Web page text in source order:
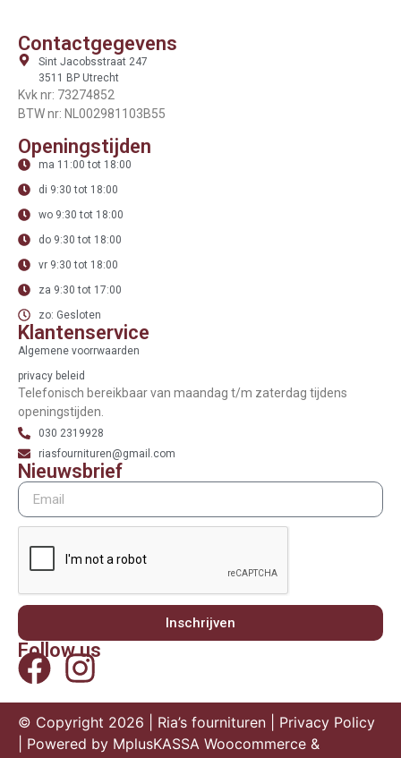
Contactgegevens
Sint Jacobsstraat 247
3511 BP Utrecht
Kvk nr: 73274852
BTW nr: NL002981103B55
Openingstijden
ma 11:00 tot 18:00
di 9:30 tot 18:00
wo 9:30 tot 18:00
do 9:30 tot 18:00
vr 9:30 tot 18:00
za 9:30 tot 17:00
zo: Gesloten
Klantenservice
Algemene voorrwaarden
privacy beleid
Telefonisch bereikbaar van maandag t/m zaterdag tijdens
openingstijden.
030 2319928
riasfournituren@gmail.com
Nieuwsbrief
Inschrijven
Follow us
© Copyright 2026 | Ria’s fournituren | Privacy Policy
| Powered by MplusKASSA Woocommerce &